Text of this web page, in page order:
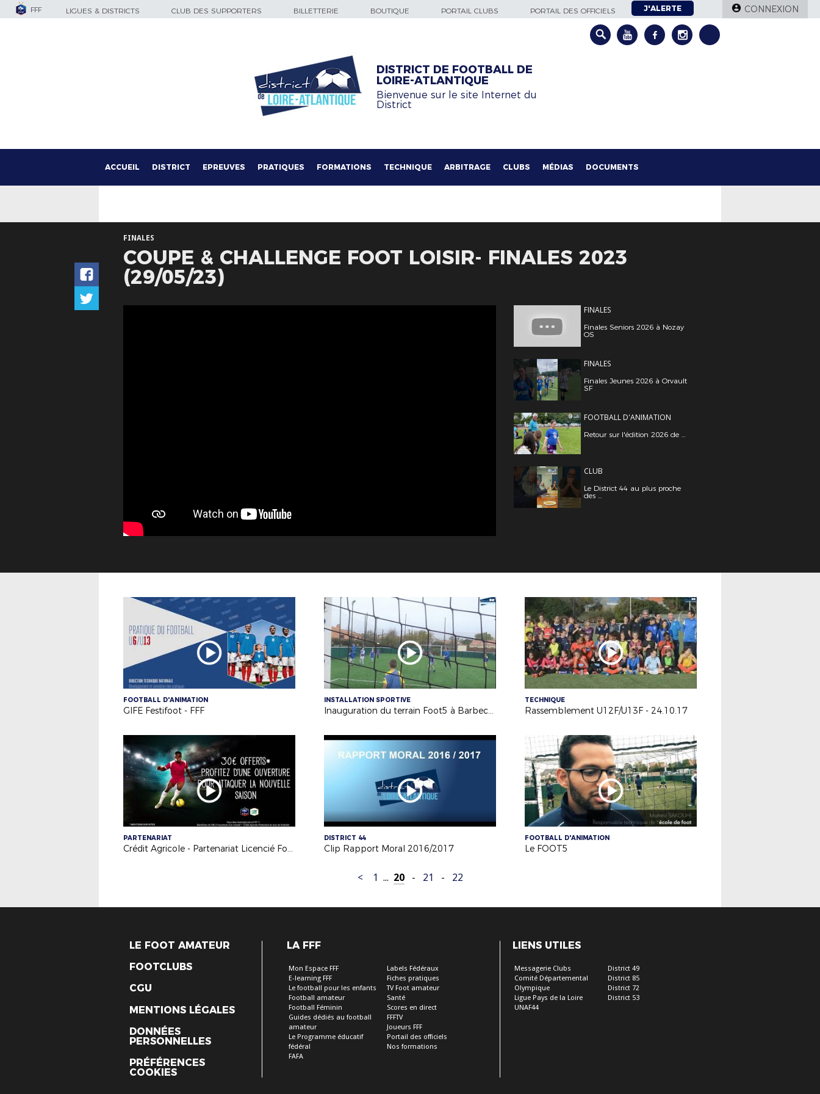
FFF LIGUES & DISTRICTS CLUB DES SUPPORTERS BILLETTERIE BOUTIQUE PORTAIL CLUBS PORTAIL DES OFFICIELS J'ALERTE CONNEXION
DISTRICT DE FOOTBALL DE
LOIRE-ATLANTIQUE
Bienvenue sur le site Internet du
District
ACCUEIL DISTRICT EPREUVES PRATIQUES FORMATIONS TECHNIQUE ARBITRAGE CLUBS MÉDIAS DOCUMENTS
FINALES
COUPE & CHALLENGE FOOT LOISIR- FINALES 2023
(29/05/23)
FINALES
Finales Seniors 2026 à Nozay
OS
FINALES
Finales Jeunes 2026 à Orvault
SF
FOOTBALL D'ANIMATION
Retour sur l'édition 2026 de ...
CLUB
Le District 44 au plus proche
des ...
FOOTBALL D'ANIMATION
GIFE Festifoot - FFF
INSTALLATION SPORTIVE
Inauguration du terrain Foot5 à Barbechat - US Loire et Divatte - 04/11/17
TECHNIQUE
Rassemblement U12F/U13F - 24.10.17
PARTENARIAT
Crédit Agricole - Partenariat Licencié Football
DISTRICT 44
Clip Rapport Moral 2016/2017
FOOTBALL D'ANIMATION
Le FOOT5
< 1 ... 20 - 21 - 22
LE FOOT AMATEUR
FOOTCLUBS
CGU
MENTIONS LÉGALES
DONNÉES
PERSONNELLES
PRÉFÉRENCES
COOKIES
LA FFF
Mon Espace FFF
E-learning FFF
Le football pour les enfants
Football amateur
Football Féminin
Guides dédiés au football
amateur
Le Programme éducatif
fédéral
FAFA
Labels Fédéraux
Fiches pratiques
TV Foot amateur
Santé
Scores en direct
FFFTV
Joueurs FFF
Portail des officiels
Nos formations
LIENS UTILES
Messagerie Clubs
Comité Départemental
Olympique
Ligue Pays de la Loire
UNAF44
District 49
District 85
District 72
District 53